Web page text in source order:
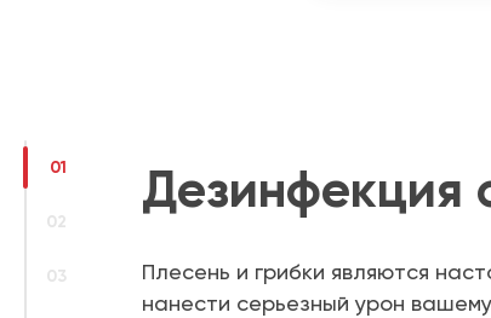
01
02
03
Дезинфекция
Плесень и грибки являются
нанести серьезный урон